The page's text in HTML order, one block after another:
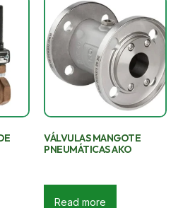
VÁLVULAS MANGOTE
PNEUMÁTICAS AKO
Read more